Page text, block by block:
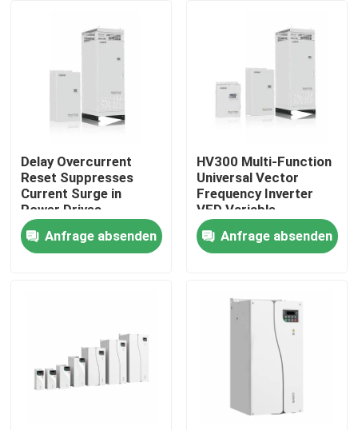
Videos
Über uns
Werksbesichtigung
Qualitätskontrolle
Bitte um ein Angebot
Delay Overcurrent
Reset Suppresses
Current Surge in
Power Drives
Anfrage absenden
HV300 Multi-Function
Universal Vector
Frequency Inverter
VFD Variable
Frequency Drive AC
DriveAnfrage absenden